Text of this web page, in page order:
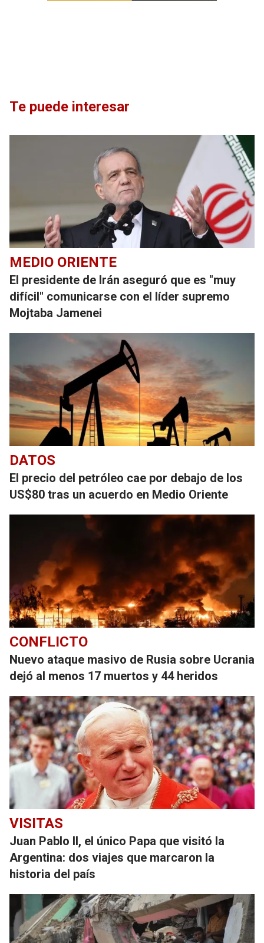
Te puede interesar
MEDIO ORIENTE
El presidente de Irán aseguró que es "muy
difícil" comunicarse con el líder supremo
Mojtaba Jamenei
DATOS
El precio del petróleo cae por debajo de los
US$80 tras un acuerdo en Medio Oriente
CONFLICTO
Nuevo ataque masivo de Rusia sobre Ucrania
dejó al menos 17 muertos y 44 heridos
VISITAS
Juan Pablo II, el único Papa que visitó la
Argentina: dos viajes que marcaron la
historia del país